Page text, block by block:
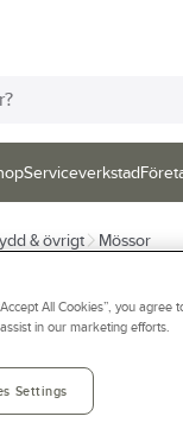
Serviceverkstad
& övrigt Mössor
All Cookies”, you
in our marketing efforts.
Settings